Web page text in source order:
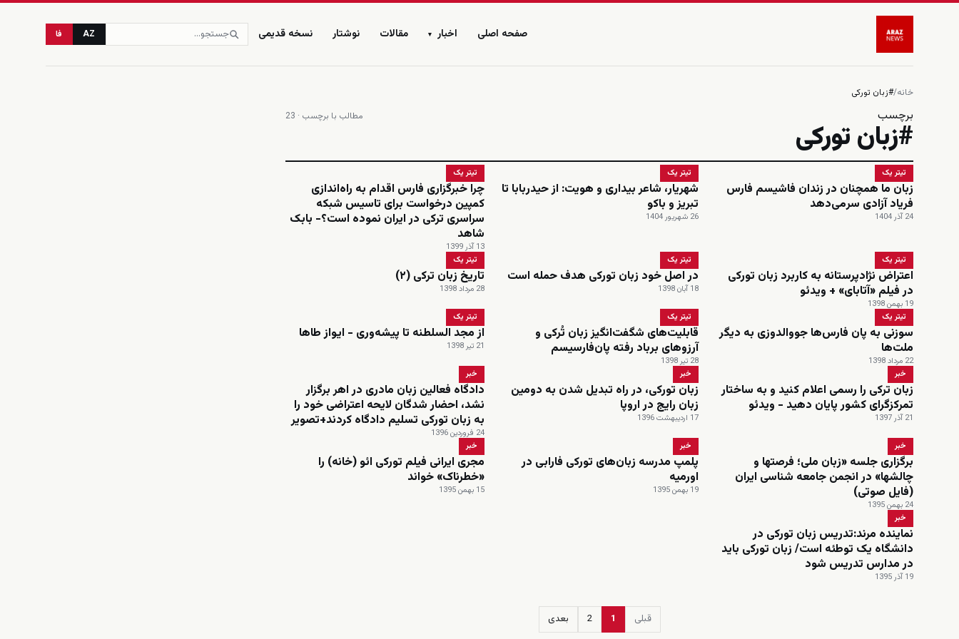
صفحه اصلی اخبار ▾ مقالات نوشتار نسخه قدیمی AZ فا
خانه/#زبان تورکی
برچسب
#زبان تورکی
مطالب با برچسب · 23
تیتر یک
زبان ما همچنان در زندان فاشیسم فارس
فریاد آزادی سر‌می‌دهد
24 آذر 1404
تیتر یک
شهریار، شاعر بیداری و هویت: از حیدربابا تا
تبریز و باکو
26 شهریور 1404
تیتر یک
چرا خبرگزاری فارس اقدام به راه‌اندازی
کمپین درخواست برای تاسیس شبکه
سراسری ترکی در ایران نموده است؟- بابک
شاهد
13 آذر 1399
تیتر یک
اعتراض نژادپرستانه به کاربرد زبان تورکی
در فیلم «آتابای» + ویدئو
19 بهمن 1398
تیتر یک
در اصل خود زبان تورکی هدف حمله است
18 آبان 1398
تیتر یک
تاریخ زبان ترکی (۲)
28 مرداد 1398
تیتر یک
سوزنی به پان فارس‌ها جووالدوزی به دیگر
ملت‌ها
22 مرداد 1398
تیتر یک
قابلیت‌های شگفت‌انگیز زبان تُرکی و
آرزوهای برباد رفته پان‌فارسیسم
28 تیر 1398
تیتر یک
از مجد السلطنه تا پیشه‌وری - ایواز طاها
21 تیر 1398
خبر
زبان ترکی را رسمی اعلام کنید و به ساختار
تمرکزگرای کشور پایان دهید - ویدئو
21 آذر 1397
خبر
زبان تورکی، در راه تبدیل شدن به دومین
زبان رایج در اروپا
17 اردیبهشت 1396
خبر
دادگاه فعالین زبان مادری در اهر برگزار
نشد، احضار شدگان لایحه اعتراضی خود را
به زبان تورکی تسلیم دادگاه کردند+تصویر
24 فروردین 1396
خبر
برگزاری جلسه «زبان ملی؛ فرصتها و
چالشها» در انجمن جامعه شناسی ایران
(فایل صوتی)
24 بهمن 1395
خبر
پلمپ مدرسه زبان‌های تورکی فارابی در
اورمیه
19 بهمن 1395
خبر
مجری ایرانی فیلم تورکی ائو (خانه) را
«خطرناک» خواند
15 بهمن 1395
خبر
نماینده مرند:تدریس زبان تورکی در
دانشگاه یک توطئه است/ زبان تورکی باید
در مدارس تدریس شود
19 آذر 1395
قبلی 1
2 بعدی